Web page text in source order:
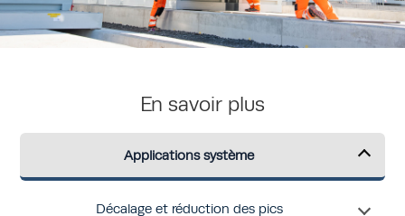
En savoir plus
Applications système
Décalage et réduction des pics